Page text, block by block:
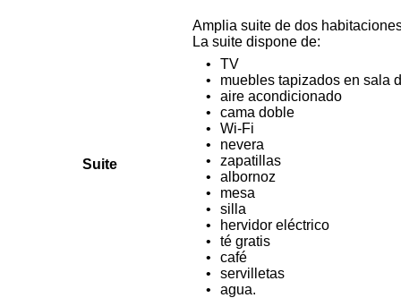
Suite
Amplia suite de dos
La suite dispone de:
TV
muebles tapizados en sala
aire acondicionado
cama doble
Wi-Fi
nevera
zapatillas
albornoz
mesa
silla
hervidor eléctrico
té gratis
café
servilletas
agua.